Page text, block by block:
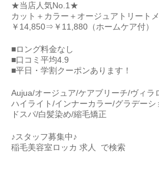
★当店人気No.1★
カット＋カラー＋オージュアトリート
￥14,850⇒￥11,880（ホームケア付）
■ロング料金なし
■口コミ平均4.9
■平日・学割クーポンあります！
Aujua/オージュア/ケアブリーチ/ヴィラ
ハイライト/インナーカラー/グラデー
ドスパ/白髪染め/縮毛矯正
♪スタッフ募集中♪
稲毛美容室ロッカ 求人 で検索